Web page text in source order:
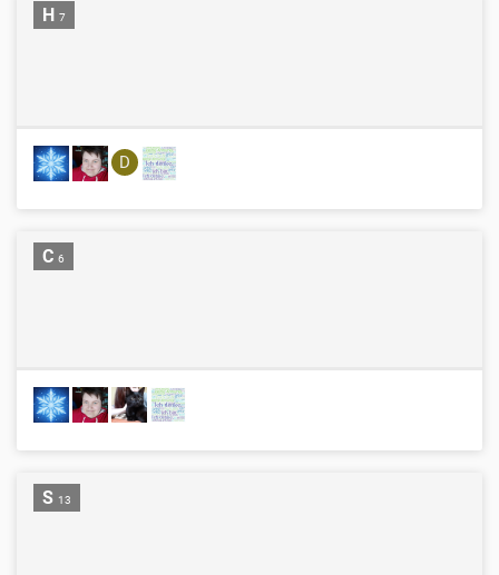
H 7
D
C 6
S 13